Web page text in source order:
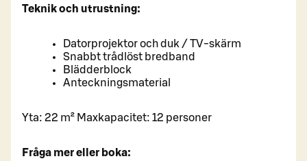
Teknik och utrustning:
Datorprojektor och duk / TV-skärm
Snabbt trådlöst bredband
Blädderblock
Anteckningsmaterial
Yta: 22 m² Maxkapacitet: 12 personer
Fråga mer eller boka: